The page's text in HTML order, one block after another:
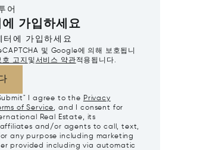
어
가입하세요
터에 가입하세요
및 Google에 의해 보호됩니
고지 및서비스 약관적용됩니다.
I agree to the Privacy
of Service, and I consent for
Real Estate, its
affiliates and/or agents to call, text,
any purpose including marketing
provided including via automatic